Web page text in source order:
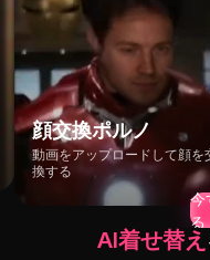
顔交換ポルノ
動画をアップロードして顔を
換する
今
る
AI着せ替え